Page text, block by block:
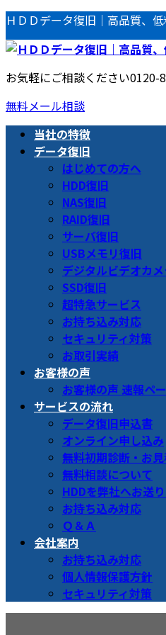
コ
ン
テ
ン
ツ
へ
ス
ナ
ビ
ゲ
ー
シ
ョ
ン
ＨＤＤデータ復旧｜高品質、
お気軽にご相談ください0120-
無料メール相談
当社の特徴
データ復旧
はじめての方へ
HDD復旧
NAS復旧
RAID復旧
サーバ復旧
USBメモリ復旧
デジタルビデオカ
SSD復旧
超特急サービス
お持ち込み対応
セキュリティ対策
お取引実績
お客様の声
お客様の声 速報ペ
サービスの流れ
データ復旧申込書
オンライン申し込み
無料初期診断・お
無料相談について
HDDを弊社へお送
お持ち込み対応
Ｑ＆Ａ
会社案内
お持ち込み対応
個人情報保護方針
セキュリティ対策